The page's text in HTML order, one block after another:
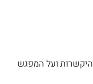
ועל המפגש